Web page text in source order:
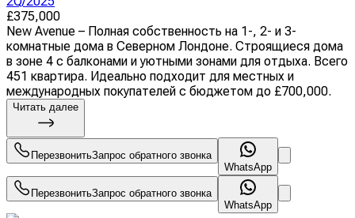
£375,000
New Avenue – Полная собственность на 1-, 2- и 3-
комнатные дома в Северном Лондоне. Строящиеся дома
в зоне 4 с балконами и уютными зонами для отдыха. Всего
451 квартира. Идеально подходит для местных и
международных покупателей с бюджетом до £700,000.
Читать далее
ПерезвонитьЗапрос обратного звонка
WhatsApp
ПерезвонитьЗапрос обратного звонка
WhatsApp